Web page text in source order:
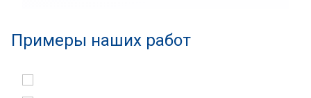
Примеры наших работ